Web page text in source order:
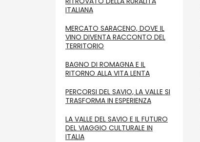
ITALIANA
MERCATO SARACENO, DOVE IL
VINO DIVENTA RACCONTO DEL
TERRITORIO
BAGNO DI ROMAGNA E IL
RITORNO ALLA VITA LENTA
PERCORSI DEL SAVIO, LA VALLE SI
TRASFORMA IN ESPERIENZA
LA VALLE DEL SAVIO E IL FUTURO
DEL VIAGGIO CULTURALE IN
ITALIA